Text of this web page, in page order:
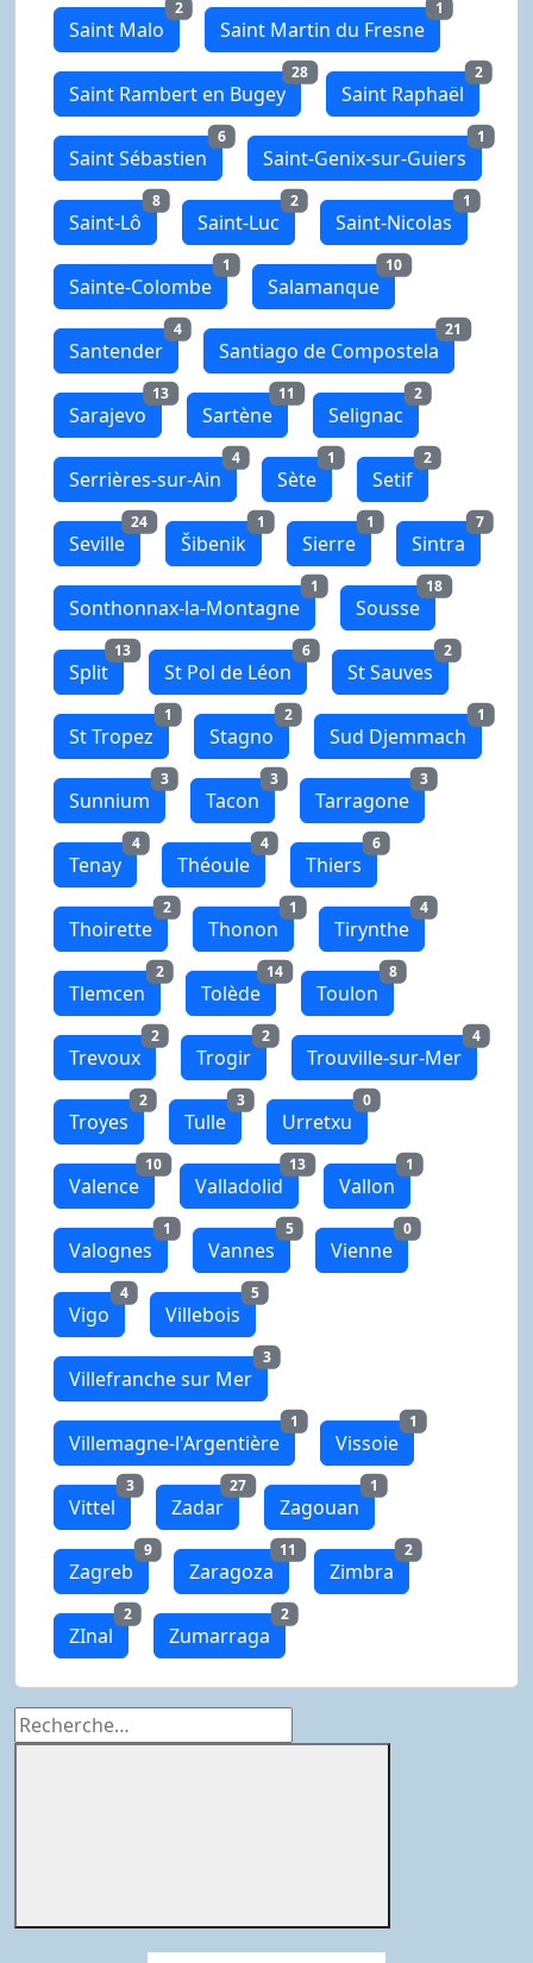
Saint Malo
2
Saint Martin du Fresne
1
Saint Rambert en Bugey
28
Saint Raphaël
2
Saint Sébastien
6
Saint-Genix-sur-Guiers
1
Saint-Lô
8
Saint-Luc
2
Saint-Nicolas
1
Sainte-Colombe
1
Salamanque
10
Santender
4
Santiago de Compostela
21
Sarajevo
13
Sartène
11
Selignac
2
Serrières-sur-Ain
4
Sète
1
Setif
2
Seville
24
Šibenik
1
Sierre
1
Sintra
7
Sonthonnax-la-Montagne
1
Sousse
18
Split
13
St Pol de Léon
6
St Sauves
2
St Tropez
1
Stagno
2
Sud Djemmach
1
Sunnium
3
Tacon
3
Tarragone
3
Tenay
4
Théoule
4
Thiers
6
Thoirette
2
Thonon
1
Tirynthe
4
Tlemcen
2
Tolède
14
Toulon
8
Trevoux
2
Trogir
2
Trouville-sur-Mer
4
Troyes
2
Tulle
3
Urretxu
0
Valence
10
Valladolid
13
Vallon
1
Valognes
1
Vannes
5
Vienne
0
Vigo
4
Villebois
5
Villefranche sur Mer
3
Villemagne-l'Argentière
1
Vissoie
1
Vittel
3
Zadar
27
Zagouan
1
Zagreb
9
Zaragoza
11
Zimbra
2
ZInal
2
Zumarraga
2
Recherche
pour